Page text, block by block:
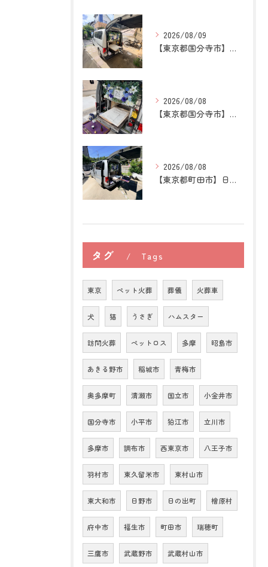
2026/08/09
【東京都国分寺市】猫の訪問ペット火葬｜煙や遺骨への不安を残さ...
2026/08/08
【東京都国分寺市】うさぎの訪問ペット火葬｜牧草を替える時間が...
2026/08/08
【東京都町田市】日本スピッツの訪問ペット火葬｜愛犬との穏やか...
タグ Tags
東京 ペット火葬 葬儀 火葬車
犬 猫 うさぎ ハムスター
訪問火葬 ペットロス 多摩 昭島市
あきる野市 稲城市 青梅市
奥多摩町 清瀬市 国立市 小金井市
国分寺市 小平市 狛江市 立川市
多摩市 調布市 西東京市 八王子市
羽村市 東久留米市 東村山市
東大和市 日野市 日の出町 檜原村
府中市 福生市 町田市 瑞穂町
三鷹市 武蔵野市 武蔵村山市